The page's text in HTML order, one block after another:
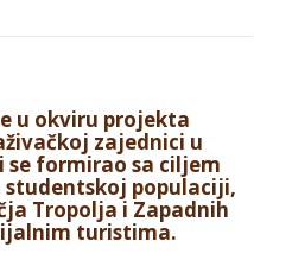
u okviru projekta
zajednici u
formirao sa ciljem
populaciji,
Tropolja i Zapadnih
turistima.